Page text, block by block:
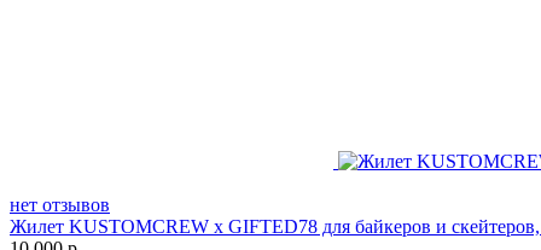
нет отзывов
Жилет KUSTOMCREW x GIFTED78 для байкеров и